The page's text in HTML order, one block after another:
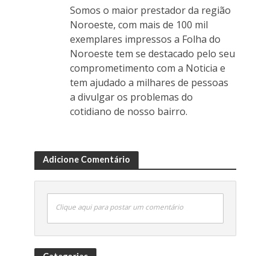
Somos o maior prestador da região
Noroeste, com mais de 100 mil
exemplares impressos a Folha do
Noroeste tem se destacado pelo seu
comprometimento com a Noticia e
tem ajudado a milhares de pessoas
a divulgar os problemas do
cotidiano de nosso bairro.
Adicione Comentário
Clique aqui para postar um comentário